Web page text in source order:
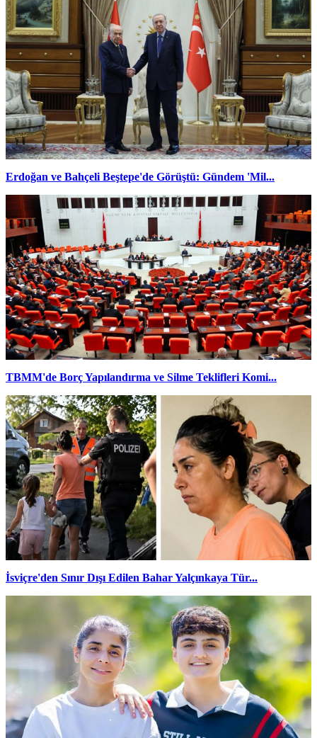
Erdoğan ve Bahçeli Beştepe'de Görüştü: Gündem 'Mil...
TBMM'de Borç Yapılandırma ve Silme Teklifleri Komi...
İsviçre'den Sınır Dışı Edilen Bahar Yalçınkaya Tür...